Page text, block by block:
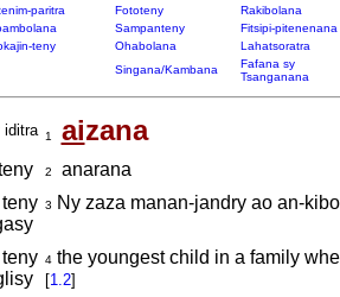
paritra Fototeny
Rakibolana
Sampanteny
Fitsipi-pitenenana
teny Ohabolana
Lahatsoratra
Singana/Kambana
Fafana sy
Tsanganana
iditra 1 aizana
2
anarana
3 Ny zaza manan-jandry ao an-
4the youngest child in a family
[1.2]